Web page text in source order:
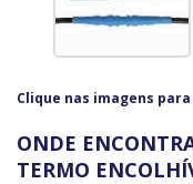
Clique nas imagens
ONDE
TERMO